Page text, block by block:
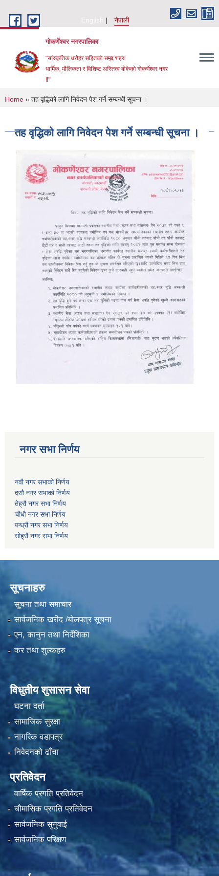
English
नेपाली
गोकर्णेश्वर नगरपालिका
"सांस्कृतिक धरोहर सहितको समृद्द शहर!
धार्मिक, मौलिकता र विशिष्ट अस्तित्व बोकेको गोकर्णेश्वर नगर
!!"
You are here
Home » तह वृद्धिको लागि निवेदन पेश गर्ने सम्बन्धी सूचना ।
तह वृद्धिको लागि निवेदन पेश गर्ने सम्बन्धी सूचना ।
नगर सभा निर्णय
नवौ नगर सभाको निर्णय
दसौ नगर सभाको निर्णय
तेह्रौ नगर सभा निर्णय
चौधौ नगर सभा निर्णय
पन्ध्रौ नगर सभा निर्णय
सोह्रौं नगर सभा निर्णय
सूचनाहरु
सूचना तथा समाचार
सार्वजनिक खरीद /बोलपत्र सूचना
एन, कानुन तथा निर्देशिका
कर तथा शुल्कहरु
विधुतीय शुसासन सेवा
घटना दर्ता
सामाजिक सुरक्षा
नागरिक वडापत्र
निवेदनको ढाँचा
प्रतिवेदन
वार्षिक प्रगति प्रतिवेदन
चौमासिक प्रगति प्रतिवेदन
सार्वजनिक सुनुवाई
सार्वजनिक परिक्षण